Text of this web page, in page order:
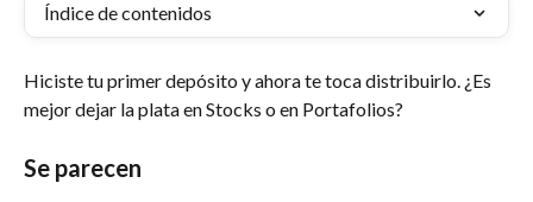
Índice de contenidos
Hiciste tu primer depósito y ahora te toca distribuirlo. ¿Es
mejor dejar la plata en Stocks o en Portafolios?
Se parecen